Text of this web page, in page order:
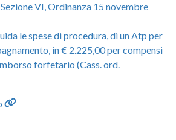
VI, Ordinanza 15 novembre
le spese di procedura, di un Atp per
in € 2.225,00 per compensi
forfetario (Cass. ord.